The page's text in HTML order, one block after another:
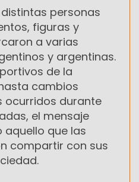
personas
figuras y
a varias
y argentinas.
de la
cambios
ocurridos durante
el mensaje
que las
compartir con sus